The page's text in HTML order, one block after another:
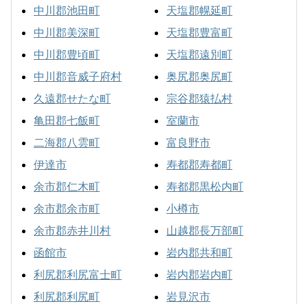
中川郡池田町
中川郡美深町
中川郡豊頃町
中川郡音威子府村
久遠郡せたな町
亀田郡七飯町
二海郡八雲町
伊達市
余市郡仁木町
余市郡余市町
余市郡赤井川村
函館市
利尻郡利尻富士町
利尻郡利尻町
天塩郡幌延町
天塩郡豊富町
天塩郡遠別町
奥尻郡奥尻町
宗谷郡猿払村
室蘭市
富良野市
寿都郡寿都町
寿都郡黒松内町
小樽市
山越郡長万部町
岩内郡共和町
岩内郡岩内町
岩見沢市